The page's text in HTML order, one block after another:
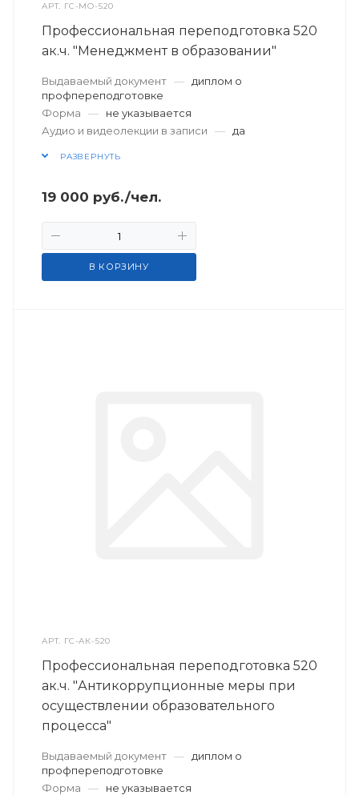
АРТ. ГС-МО-520
Профессиональная переподготовка 520
ак.ч. "Менеджмент в образовании"
Выдаваемый документ —
диплом о
профпереподготовке
Форма
—
не указывается
Аудио и видеолекции в записи
— да
РАЗВЕРНУТЬ
19 000 руб./чел.
В КОРЗИНУ
АРТ. ГС-АК-520
Профессиональная переподготовка 520
ак.ч. "Антикоррупционные меры при
осуществлении образовательного
процесса"
Выдаваемый документ —
диплом о
профпереподготовке
Форма
—
не указывается